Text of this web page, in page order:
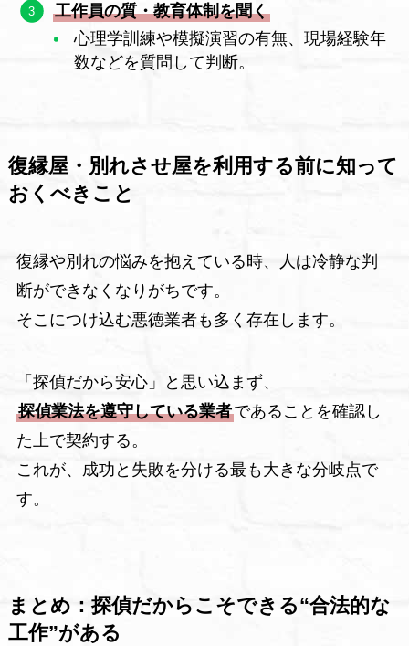
工作員の質・教育体制を聞く
心理学訓練や模擬演習の有無、現場経験年
数などを質問して判断。
復縁屋・別れさせ屋を利用する前に知って
おくべきこと
復縁や別れの悩みを抱えている時、人は冷静な判
断ができなくなりがちです。
そこにつけ込む悪徳業者も多く存在します。
「探偵だから安心」と思い込まず、
探偵業法を遵守している業者であることを確認し
た上で契約する。
これが、成功と失敗を分ける最も大きな分岐点で
す。
まとめ：探偵だからこそできる“合法的な
工作”がある